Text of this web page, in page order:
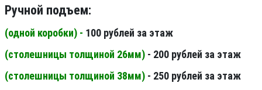
Ручной подъем:
(одной коробки) - 100 рублей за этаж
(столешницы толщиной 26мм) - 200 рублей за этаж
(столешницы толщиной 38мм) - 250 рублей за этаж